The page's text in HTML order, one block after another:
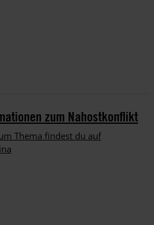
zum Nahostkonflikt
Thema findest du auf